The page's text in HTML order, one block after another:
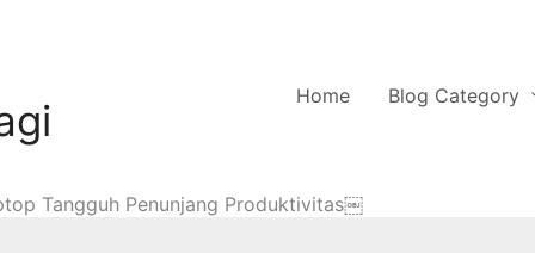
Home Blog Category
Tangguh Penunjang Produktivitas￼